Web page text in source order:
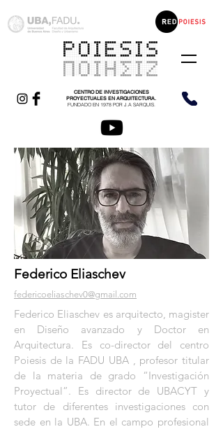
CENTRO DE INVESTIGACIONES
PROYECTUALES EN ARQUITECTURA.
FUNDADO EN 1978 POR J.A SARQUIS.
Federico Eliaschev
federicoeliaschev0@gmail.com
Federico Eliaschev es arquitecto, magister
en Diseño avanzado y Doctor en
Arquitectura. Es co-director del centro
Poiesis de la FADU UBA , profesor titular
de la materia de grado “Investigación
Proyectual”. Es director de UBACYT y
tutor de diferentes investigaciones con
sede en la UBA. En el campo profesional